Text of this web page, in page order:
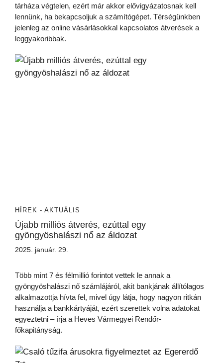
tárháza végtelen, ezért már akkor elővigyázatosnak kell
lennünk, ha bekapcsoljuk a számítógépet. Térségünkben
jelenleg az online vásárlásokkal kapcsolatos átverések a
leggyakoribbak.
HÍREK - AKTUÁLIS
Újabb milliós átverés, ezúttal egy
gyöngyöshalászi nő az áldozat
2025. január. 29.
Több mint 7 és félmillió forintot vettek le annak a
gyöngyöshalászi nő számlájáról, akit bankjának állítólagos
alkalmazottja hívta fel, mivel úgy látja, hogy nagyon ritkán
használja a bankkártyáját, ezért szerettek volna adatokat
egyeztetni – írja a Heves Vármegyei Rendőr-
főkapitányság.